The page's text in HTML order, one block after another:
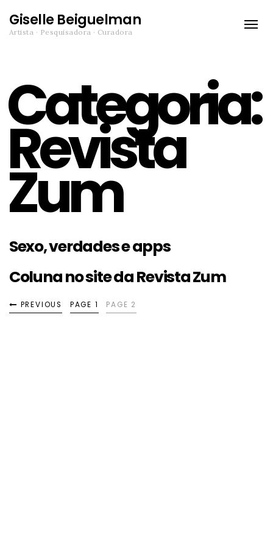
Giselle Beiguelman
Artista · Pesquisadora · Curadora
Toggle
Categoria:
Revista
Zum
Sexo, verdades e apps
Coluna no site da Revista Zum
PREVIOUS PAGE 1 PAGE 2